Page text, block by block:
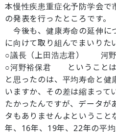
本慢性疾患重症化予防学会で
の発表を行ったところです。
今後も、健康寿命の延伸に
に向けて取り組んでまいりた
○議長（上田浩志君） 河野
○河野裕保君 ということは
と思ったのは、平均寿命と健
いますか、その差は縮まって
たかったんですが、データが
タもありませんよということ
年、16年、19年、22年の平